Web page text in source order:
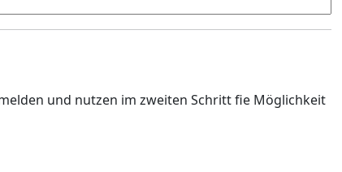
und nutzen im zweiten Schritt fie Möglichkeit